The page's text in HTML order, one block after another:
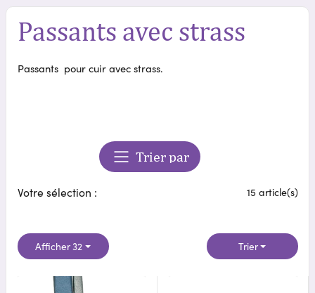
Passants avec strass
Passants pour cuir avec strass.
Trier par
Votre sélection : 15 article(s)
Afficher 32 Trier